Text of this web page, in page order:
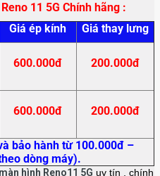
11 5G Chính hãng :
Giá ép kính
Giá thay lưng
600.000đ 200.000đ
600.000đ 200.000đ
bảo hành từ 100.000đ –
dòng máy).
hình Reno11 5G uy tín , chính